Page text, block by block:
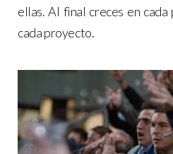
ellas. Al final creces en cada
cada proyecto.